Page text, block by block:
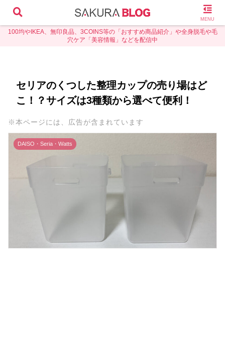
100均やIKEA、無印良品、3COINS等の「おすすめ商品紹介」や全身脱毛や毛
穴ケア「美容情報」などを配信中
セリアのくつした整理カップの売り場はど
こ！？サイズは3種類から選べて便利！
※本ページには、広告が含まれています
DAISO・Seria・Watts
MENU